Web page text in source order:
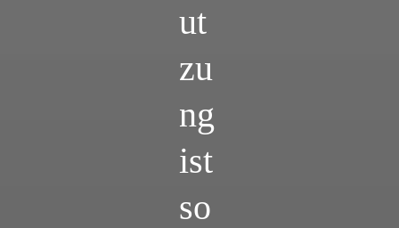
ut
zu
ng
ist
so